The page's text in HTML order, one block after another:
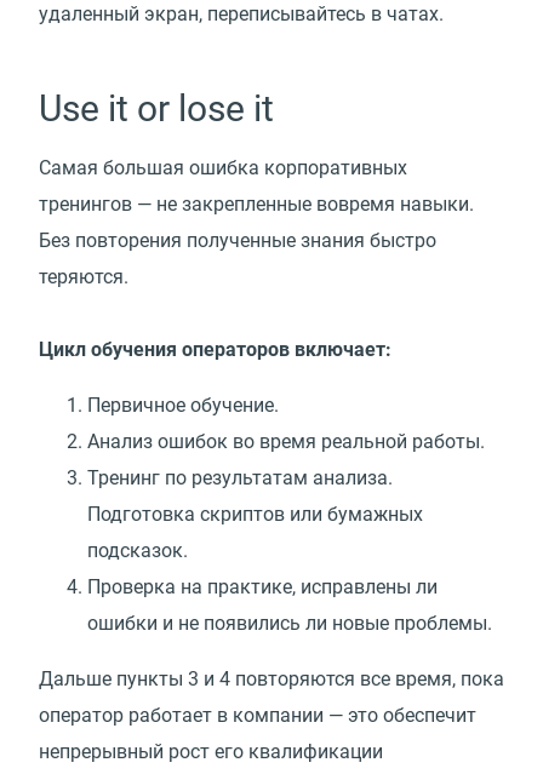
удаленный экран, переписывайтесь в чатах.
Use it or lose it
Самая большая ошибка корпоративных
тренингов — не закрепленные вовремя навыки.
Без повторения полученные знания быстро
теряются.
Цикл обучения операторов включает:
Первичное обучение.
Анализ ошибок во время реальной работы.
Тренинг по результатам анализа.
Подготовка скриптов или бумажных
подсказок.
Проверка на практике, исправлены ли
ошибки и не появились ли новые проблемы.
Дальше пункты 3 и 4 повторяются все время, пока
оператор работает в компании — это обеспечит
непрерывный рост его квалификации